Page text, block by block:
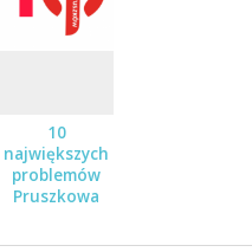
10
największych
problemów
Pruszkowa